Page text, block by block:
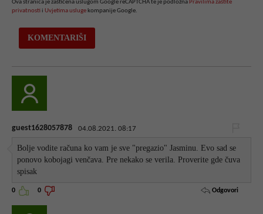
Ova stranica je zaštićena uslugom Google reCAPTCHA te je podložna Pravilima zaštite
privatnosti i Uvjetima usluge kompanije Google.
guest1628057878 04.08.2021. 08:17
Bolje vodite računa ko vam je sve "pregazio" Jasminu. Evo sad se
ponovo kobojagi venčava. Pre nekako se verila. Proverite gde čuva
spisak
0 0 Odgovori